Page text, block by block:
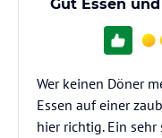
Gut Essen
Wer keinen Döner
Essen auf einer
hier richtig. Ein sehr